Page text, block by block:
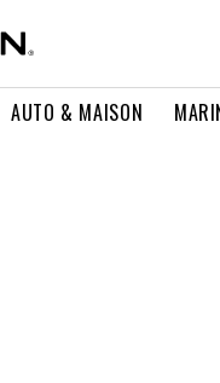
AUTO & MAISON